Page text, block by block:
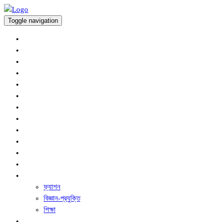
Toggle navigation
ফ্যাশন
বিজ্ঞান-প্রযুক্তি
শিক্ষা